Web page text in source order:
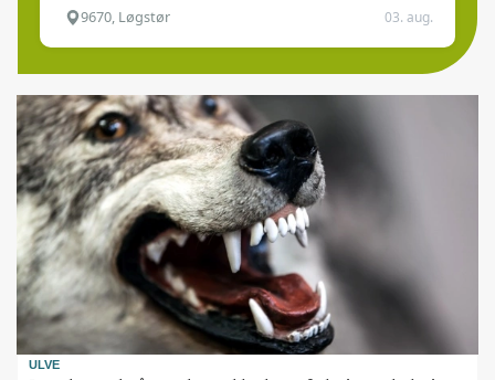
9670, Løgstør 03. aug.
ULVE